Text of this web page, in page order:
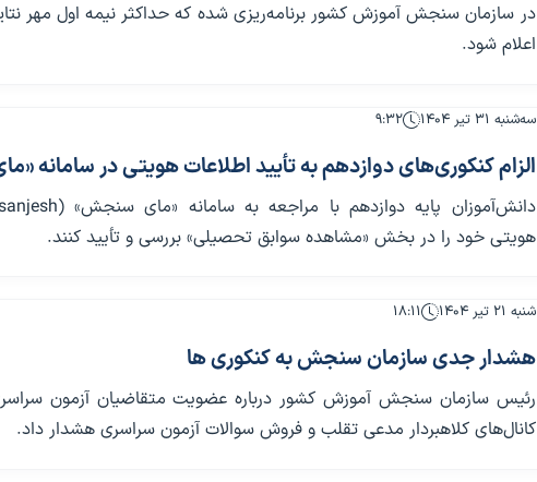
در سازمان سنجش آموزش کشور برنامه‌ریزی شده که حداکثر نیمه اول مهر
اعلام شود.
سه‌شنبه ۳۱ تیر ۱۴۰۴ ۹:۳۲
الزام کنکوری‌های دوازدهم به تأیید اطلاعات هویتی در سامانه
هویتی خود را در بخش «مشاهده سوابق تحصیلی» بررسی و تأیید کنند.
شنبه ۲۱ تیر ۱۴۰۴ ۱۸:۱۱
هشدار جدی سازمان سنجش به کنکوری ها
رئیس سازمان سنجش آموزش کشور درباره عضویت متقاضیان آزمون
کانال‌های کلاهبردار مدعی تقلب و فروش سوالات آزمون سراسری هشدار داد.